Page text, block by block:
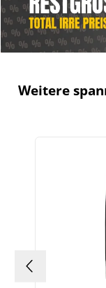
Weitere
Produktgalerie